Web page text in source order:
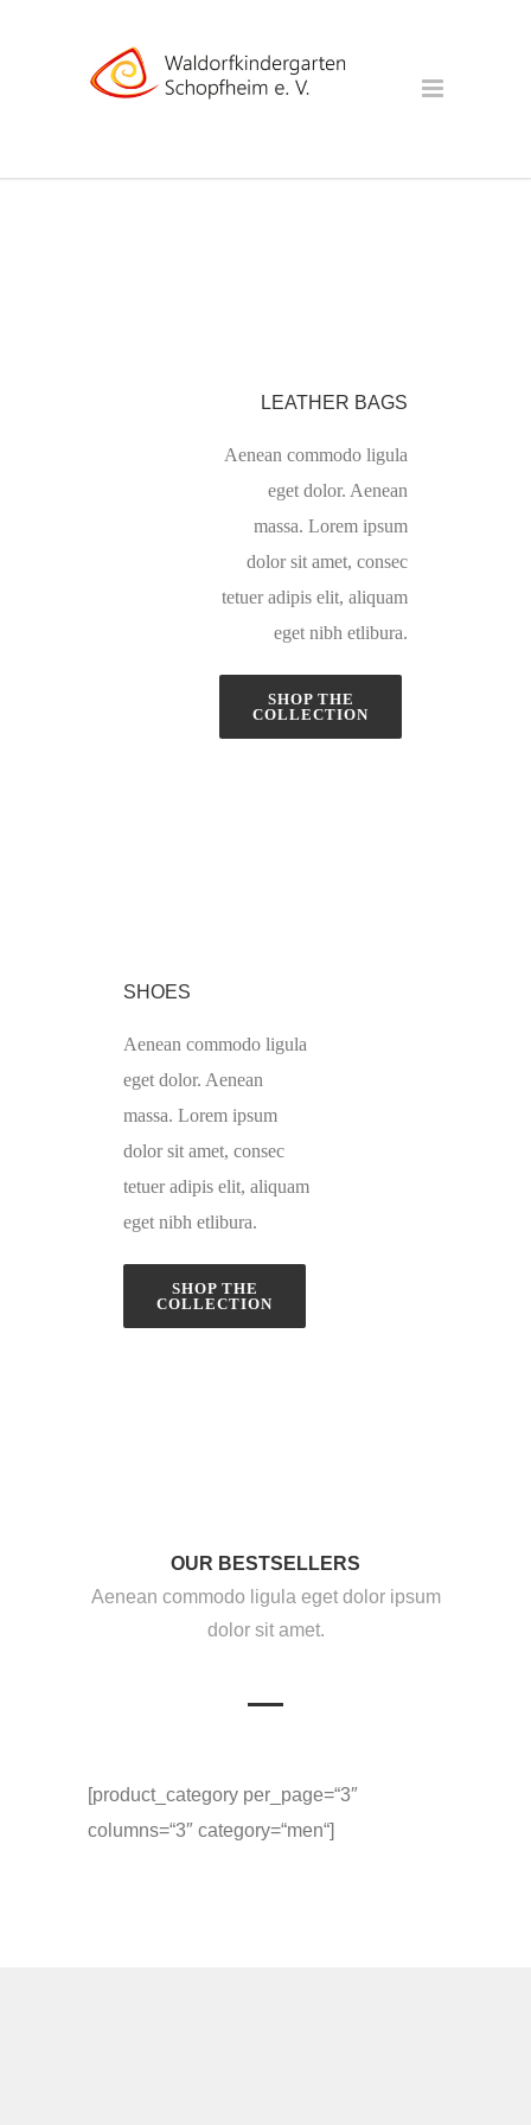
LEATHER BAGS
Aenean commodo ligula
eget dolor. Aenean
massa. Lorem ipsum
dolor sit amet, consec
tetuer adipis elit, aliquam
eget nibh etlibura.
SHOP THE
COLLECTION
SHOES
Aenean commodo ligula
eget dolor. Aenean
massa. Lorem ipsum
dolor sit amet, consec
tetuer adipis elit, aliquam
eget nibh etlibura.
SHOP THE
COLLECTION
OUR BESTSELLERS
Aenean commodo ligula eget dolor ipsum
dolor sit amet.
[product_category per_page=“3″
columns=“3″ category=“men“]